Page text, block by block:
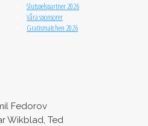
Slutspelspartner 2026
Våra sponsorer
Gratismatchen 2026
Fedorov
Wikblad, Ted